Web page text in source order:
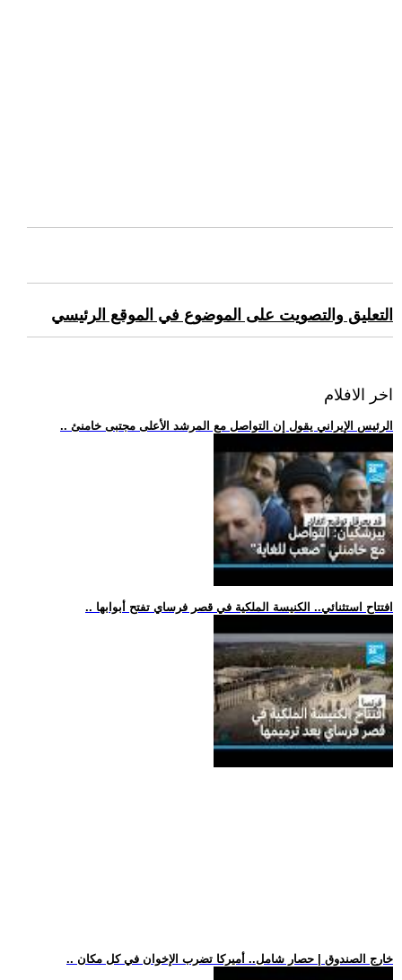
التعليق والتصويت على الموضوع في الموقع الرئيسي
اخر الافلام
.. الرئيس الإيراني يقول إن التواصل مع المرشد الأعلى مجتبى خامنئ
.. افتتاح استثنائي.. الكنيسة الملكية في قصر فرساي تفتح أبوابها
.. خارج الصندوق | حصار شامل.. أميركا تضرب الإخوان في كل مكان